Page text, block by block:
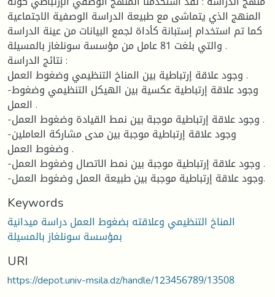
المنهج الذي يتماشى مع طبيعة الدراسة الوصفية الاجتماعية
كما تم استخدام إستبانة كأداة لجمع البيانات من عينة الدراسة
والتي بلغت 81 عامل من مؤسسة سونلغاز بالمسيلة .
نتائج الدراسة :
وجود علاقة إرتباطية بين المناخ التنظيمي وضغوط العمل .
-وجود علاقة إرتباطية عكسية بين الهيكل التنظيمي وضغوط
العمل .
-وجود علاقة إرتباطية موجبة بين نمط القيادة وضغوط العمل .
-وجود علاقة إرتباطية موجبة بين مدى مشاركة العاملين
وضغوط العمل .
-وجود علاقة إرتباطية موجبة بين نمط الاتصال وضغوط العمل .
-وجود علاقة إرتباطية موجبة بين طبيعة العمل وضغوط العمل.
Keywords
المناخ التنظيمي وعلاقته بضغوط العمل دراسة ميدانية
بمؤسسة سونلغاز بالمسيلة
URI
https://depot.univ-msila.dz/handle/123456789/13508